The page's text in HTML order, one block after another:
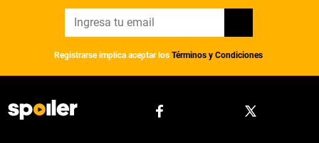
Registrarse implica aceptar los Términos y Condiciones